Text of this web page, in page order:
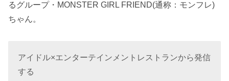
るグループ・MONSTER GIRL FRIEND(通称：モンフレ)
ちゃん。
アイドル×エンターテインメントレストランから発信
する